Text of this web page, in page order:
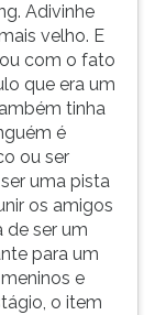
Adivinhe
velho. E
com o fato
que era um
tinha
é
ou ser
uma pista
os amigos
de ser um
para um
e
o item